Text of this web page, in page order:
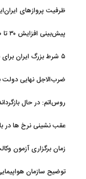
ظرفیت پروازهای
۵ شرط بزرگ ایران برای بازگشایی تنگه هرمز/ وال‌استریت ژورنال خبر داد
ضرب‌الاجل نهایی دولت
روس‌اتم: در حال
عقب نشینی نرخ ها در
زمان برگزاری آزمون وکالت ۱۴۰۵
توضیح سازمان